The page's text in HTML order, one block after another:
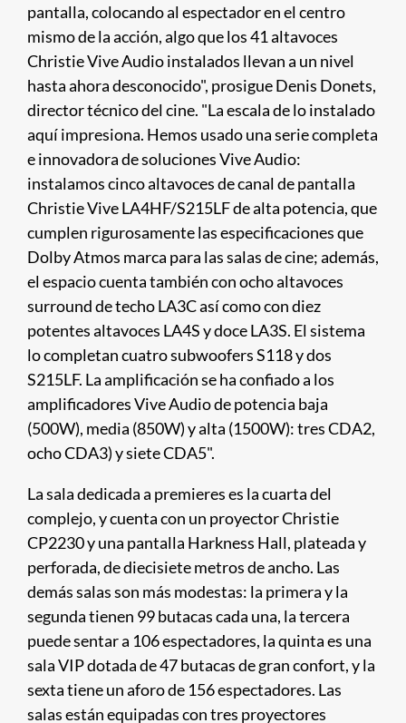
pantalla, colocando al espectador en el centro
mismo de la acción, algo que los 41 altavoces
Christie Vive Audio instalados llevan a un nivel
hasta ahora desconocido", prosigue Denis Donets,
director técnico del cine. "La escala de lo instalado
aquí impresiona. Hemos usado una serie completa
e innovadora de soluciones Vive Audio:
instalamos cinco altavoces de canal de pantalla
Christie Vive LA4HF/S215LF de alta potencia, que
cumplen rigurosamente las especificaciones que
Dolby Atmos marca para las salas de cine; además,
el espacio cuenta también con ocho altavoces
surround de techo LA3C así como con diez
potentes altavoces LA4S y doce LA3S. El sistema
lo completan cuatro subwoofers S118 y dos
S215LF. La amplificación se ha confiado a los
amplificadores Vive Audio de potencia baja
(500W), media (850W) y alta (1500W): tres CDA2,
ocho CDA3) y siete CDA5".
La sala dedicada a premieres es la cuarta del
complejo, y cuenta con un proyector Christie
CP2230 y una pantalla Harkness Hall, plateada y
perforada, de diecisiete metros de ancho. Las
demás salas son más modestas: la primera y la
segunda tienen 99 butacas cada una, la tercera
puede sentar a 106 espectadores, la quinta es una
sala VIP dotada de 47 butacas de gran confort, y la
sexta tiene un aforo de 156 espectadores. Las
salas están equipadas con tres proyectores